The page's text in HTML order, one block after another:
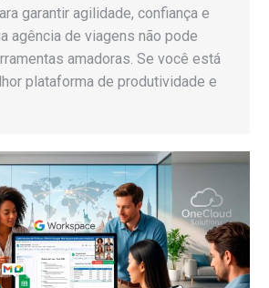
garantir agilidade, confiança e
agência de viagens não pode
amadoras. Se você está
plataforma de produtividade e